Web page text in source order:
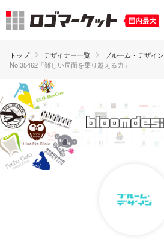
トップ デザイナー一覧 ブルーム・デザイン
No.35462「難しい局面を乗り越える力」